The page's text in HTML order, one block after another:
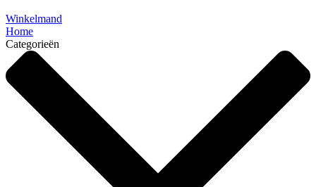
Winkelmand
Home
Categorieën